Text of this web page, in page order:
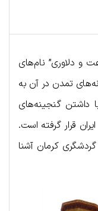
و دلاوری” نام‌‌های
تمدن در آن به
داشتن گنجینه‌های
۵ شهر تاریخی ایران قرار گرفته است.
کرمان آشنا